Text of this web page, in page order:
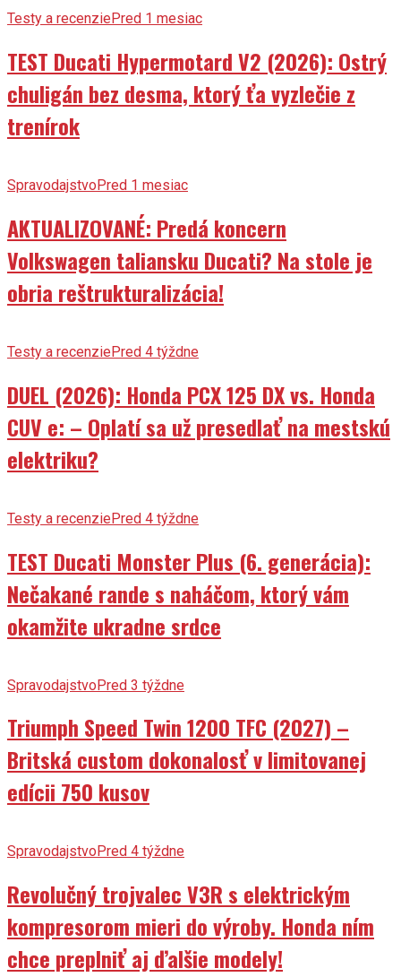
Testy a recenziePred 1 mesiac
TEST Ducati Hypermotard V2 (2026): Ostrý
chuligán bez desma, ktorý ťa vyzlečie z
trenírok
SpravodajstvoPred 1 mesiac
AKTUALIZOVANÉ: Predá koncern
Volkswagen taliansku Ducati? Na stole je
obria reštrukturalizácia!
Testy a recenziePred 4 týždne
DUEL (2026): Honda PCX 125 DX vs. Honda
CUV e: – Oplatí sa už presedlať na mestskú
elektriku?
Testy a recenziePred 4 týždne
TEST Ducati Monster Plus (6. generácia):
Nečakané rande s naháčom, ktorý vám
okamžite ukradne srdce
SpravodajstvoPred 3 týždne
Triumph Speed Twin 1200 TFC (2027) –
Britská custom dokonalosť v limitovanej
edícii 750 kusov
SpravodajstvoPred 4 týždne
Revolučný trojvalec V3R s elektrickým
kompresorom mieri do výroby. Honda ním
chce preplniť aj ďalšie modely!